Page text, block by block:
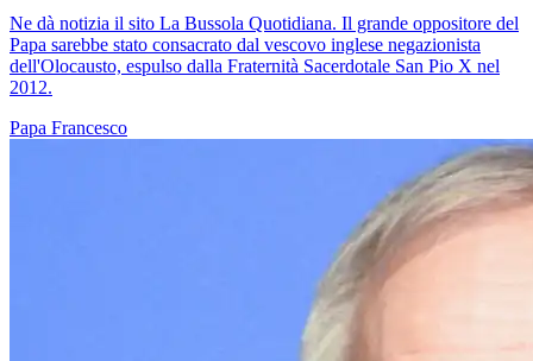
Ne dà notizia il sito La Bussola Quotidiana. Il grande oppositore del
Papa sarebbe stato consacrato dal vescovo inglese negazionista
dell'Olocausto, espulso dalla Fraternità Sacerdotale San Pio X nel
2012.
Papa Francesco